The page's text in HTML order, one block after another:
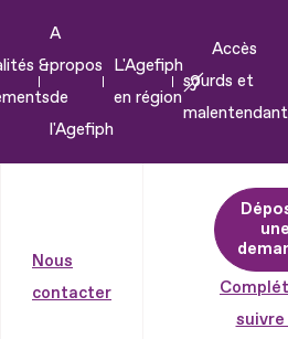
&
A
propos
de
l'Agefiph
L'Agefiph
en région
Accès
sourds et
Nous
contacter
suivre